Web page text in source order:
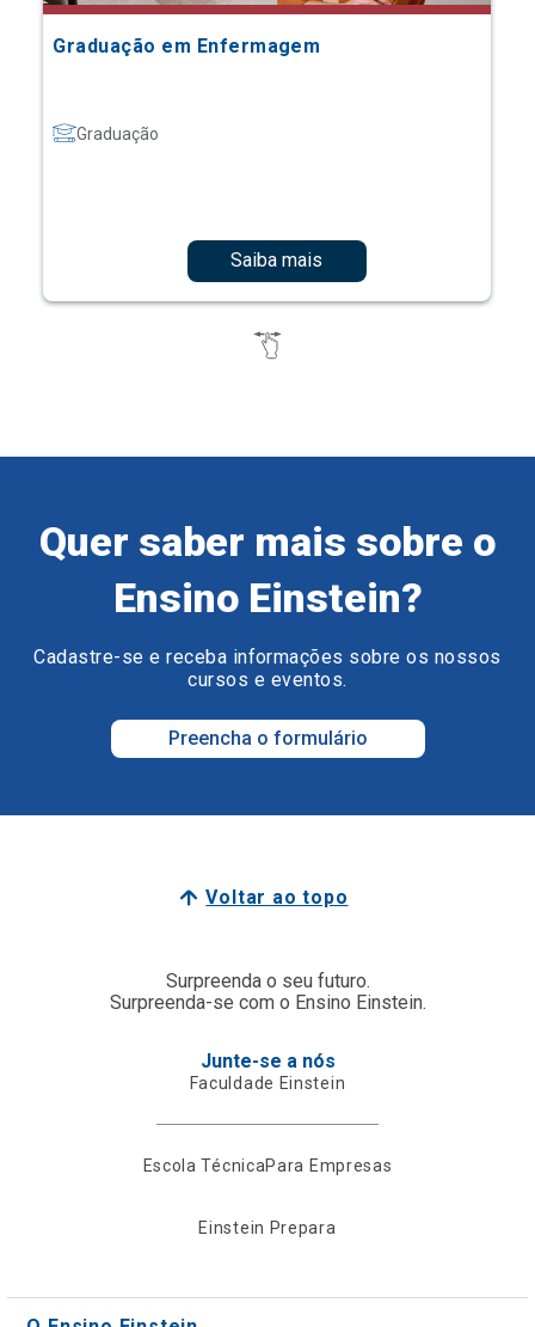
Graduação em Enfermagem
Graduação
Saiba mais
Quer saber mais sobre o
Ensino Einstein?
Cadastre-se e receba informações sobre os nossos
cursos e eventos.
Preencha o formulário
Voltar ao topo
Surpreenda o seu futuro.
Surpreenda-se com o Ensino Einstein.
Junte-se a nós
Faculdade Einstein
Escola TécnicaPara Empresas
Einstein Prepara